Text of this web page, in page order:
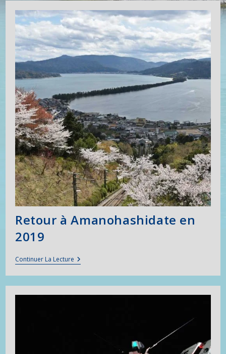
Retour à Amanohashidate en
2019
Continuer La LectureRetour
À
Amanohashidate
En